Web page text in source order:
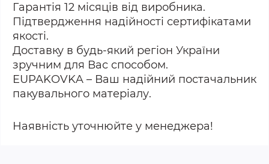
Гарантія 12 місяців від виробника.
Підтвердження надійності сертифікатами
якості.
Доставку в будь-який регіон України
зручним для Вас способом.
EUPAKOVKA – Ваш надійний постачальник
пакувального матеріалу.
Наявність уточнюйте у менеджера!